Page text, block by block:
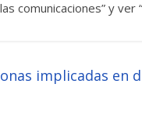
comunicaciones” y ver
implicadas en